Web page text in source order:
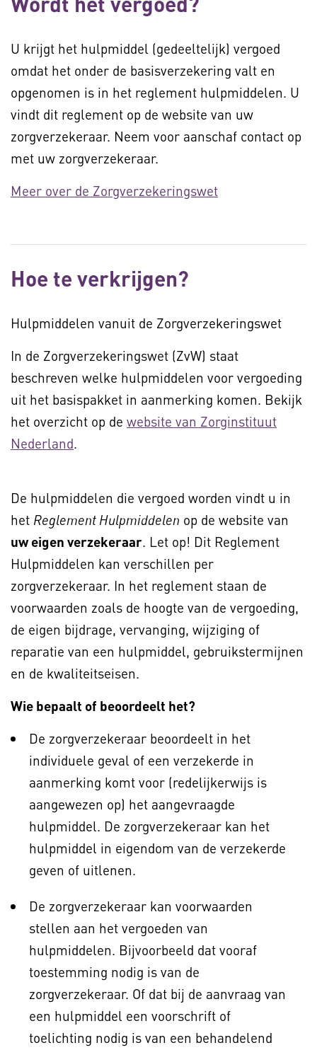
U krijgt het hulpmiddel (gedeeltelijk) vergoed
omdat het onder de basisverzekering valt en
opgenomen is in het reglement hulpmiddelen. U
vindt dit reglement op de website van uw
zorgverzekeraar. Neem voor aanschaf contact op
met uw zorgverzekeraar.
Meer over de Zorgverzekeringswet
Hoe te verkrijgen?
Hulpmiddelen vanuit de Zorgverzekeringswet
In de Zorgverzekeringswet (ZvW) staat
beschreven welke hulpmiddelen voor vergoeding
uit het basispakket in aanmerking komen. Bekijk
het overzicht op de website van Zorginstituut
Nederland.
De hulpmiddelen die vergoed worden vindt u in
het Reglement Hulpmiddelen op de website van
uw eigen verzekeraar. Let op! Dit Reglement
Hulpmiddelen kan verschillen per
zorgverzekeraar. In het reglement staan de
voorwaarden zoals de hoogte van de vergoeding,
de eigen bijdrage, vervanging, wijziging of
reparatie van een hulpmiddel, gebruikstermijnen
en de kwaliteitseisen.
Wie bepaalt of beoordeelt het?
De zorgverzekeraar beoordeelt in het
individuele geval of een verzekerde in
aanmerking komt voor (redelijkerwijs is
aangewezen op) het aangevraagde
hulpmiddel. De zorgverzekeraar kan het
hulpmiddel in eigendom van de verzekerde
geven of uitlenen.
De zorgverzekeraar kan voorwaarden
stellen aan het vergoeden van
hulpmiddelen. Bijvoorbeeld dat vooraf
toestemming nodig is van de
zorgverzekeraar. Of dat bij de aanvraag van
een hulpmiddel een voorschrift of
toelichting nodig is van een behandelend